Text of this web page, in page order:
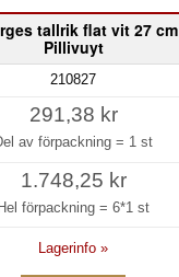
tallrik flat vit 27 cm
Pillivuyt
210827
291,38 kr
av förpackning = 1 st
1.748,25 kr
Hel förpackning =6*1 st
Lagerinfo »